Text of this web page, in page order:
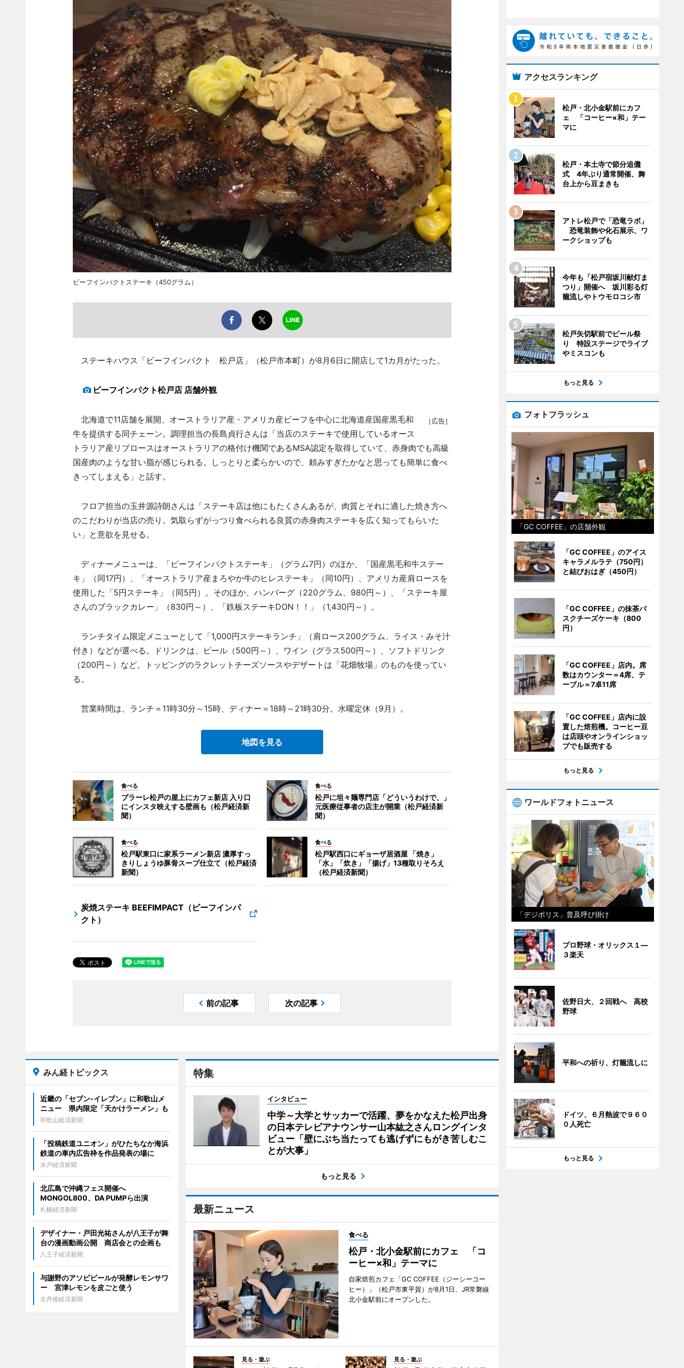
ビーフインパクトステーキ（450グラム）
ステーキハウス「ビーフインパクト 松戸店」（松戸市本町）が8月6日に開店して1カ月がたった。
ビーフインパクト松戸店 店舗外観
［広告］
北海道で11店舗を展開、オーストラリア産・アメリカ産ビーフを中心に北海道産国産黒毛和
牛を提供する同チェーン。調理担当の長島貞行さんは「当店のステーキで使用しているオース
トラリア産リブロースはオーストラリアの格付け機関であるMSA認定を取得していて、赤身肉でも高級
国産肉のような甘い脂が感じられる。しっとりと柔らかいので、頼みすぎたかなと思っても簡単に食べ
きってしまえる」と話す。
フロア担当の玉井源詩朗さんは「ステーキ店は他にもたくさんあるが、肉質とそれに適した焼き方へ
のこだわりが当店の売り。気取らずがっつり食べられる良質の赤身肉ステーキを広く知ってもらいた
い」と意欲を見せる。
ディナーメニューは、「ビーフインパクトステーキ」（グラム7円）のほか、「国産黒毛和牛ステー
キ」（同17円）、「オーストラリア産まろやか牛のヒレステーキ」（同10円）、アメリカ産肩ロースを
使用した「5円ステーキ」（同5円）。そのほか、ハンバーグ（220グラム、980円～）、「ステーキ屋
さんのブラックカレー」（830円～）、「鉄板ステーキDON！！」（1,430円～）。
ランチタイム限定メニューとして「1,000円ステーキランチ」（肩ロース200グラム、ライス・みそ汁
付き）などが選べる。ドリンクは、ビール（500円～）、ワイン（グラス500円～）、ソフトドリンク
（200円～）など。トッピングのラクレットチーズソースやデザートは「花畑牧場」のものを使ってい
る。
営業時間は、ランチ＝11時30分～15時、ディナー＝18時～21時30分。水曜定休（9月）。
地図を見る
食べる
プラーレ松戸の屋上にカフェ新店 入り口
にインスタ映えする壁画も（松戸経済新
聞）
食べる
松戸に坦々麺専門店「どういうわけで、」
元医療従事者の店主が開業（松戸経済新
聞）
食べる
松戸駅東口に家系ラーメン新店 濃厚すっ
きりしょうゆ豚骨スープ仕立て（松戸経済
新聞）
食べる
松戸駅西口にギョーザ居酒屋 「焼き」
「水」「炊き」「揚げ」13種取りそろえ
（松戸経済新聞）
炭焼ステーキ BEEFIMPACT（ビーフインパ
クト）
前の記事 次の記事
特集
インタビュー
中学～大学とサッカーで活躍、夢をかなえた松戸出身
の日本テレビアナウンサー山本紘之さんロングインタ
ビュー「壁にぶち当たっても逃げずにもがき苦しむこ
とが大事」
もっと見る
最新ニュース
食べる
松戸・北小金駅前にカフェ 「コ
ーヒー×和」テーマに
自家焙煎カフェ「GC COFFEE（ジーシーコー
ヒー）」（松戸市東平賀）が8月1日、JR常磐線
北小金駅前にオープンした。
見る・遊ぶ 見る・遊ぶ
みん経トピックス
近畿の「セブン-イレブン」に和歌山メ
ニュー 県内限定「天かけラーメン」も
和歌山経済新聞
「投稿鉄道ユニオン」がひたちなか海浜
鉄道の車内広告枠を作品発表の場に
水戸経済新聞
北広島で沖縄フェス開催へ
MONGOL800、DA PUMPら出演
札幌経済新聞
デザイナー・戸田光祐さんが八王子が舞
台の漫画動画公開 商店会との企画も
八王子経済新聞
与謝野のアソビビールが発酵レモンサワ
ー 宮津レモンを皮ごと使う
京丹後経済新聞
アクセスランキング
松戸・北小金駅前にカフ
ェ 「コーヒー×和」テー
マに
松戸・本土寺で節分追儺
式 4年ぶり通常開催、舞
台上から豆まきも
アトレ松戸で「恐竜ラボ」
恐竜装飾や化石展示、ワ
ークショップも
今年も「松戸宿坂川献灯ま
つり」開催へ 坂川彩る灯
籠流しやトウモロコシ市
松戸矢切駅前でビール祭
り 特設ステージでライブ
やミスコンも
もっと見る
フォトフラッシュ
「GC COFFEE」の店舗外観
「GC COFFEE」のアイス
キャラメルラテ（750円）
と結びおはぎ（450円）
「GC COFFEE」の抹茶バ
スクチーズケーキ（800
円）
「GC COFFEE」店内。席
数はカウンター＝4席、テ
ーブル＝7卓11席
「GC COFFEE」店内に設
置した焙煎機。コーヒー豆
は店頭やオンラインショッ
プでも販売する
もっと見る
ワールドフォトニュース
「デジポリス」普及呼び掛け
プロ野球・オリックス１―
３楽天
佐野日大、２回戦へ 高校
野球
平和への祈り、灯籠流しに
ドイツ、６月熱波で９６０
０人死亡
もっと見る